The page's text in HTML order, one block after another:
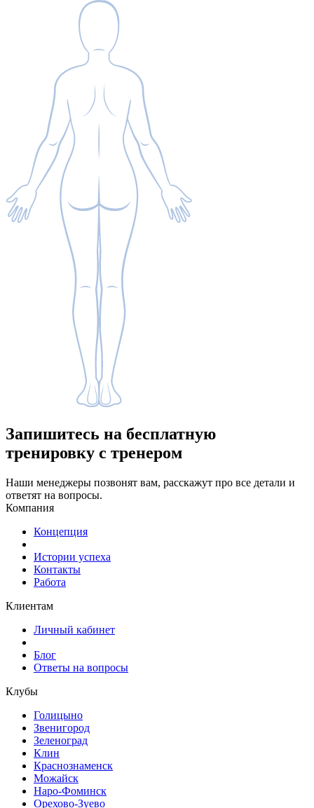
Запишитесь на бесплатную
тренировку с тренером
Наши менеджеры позвонят вам, расскажут про все детали и
ответят на вопросы.
Компания
Концепция
Истории успеха
Контакты
Работа
Клиентам
Личный кабинет
Блог
Ответы на вопросы
Клубы
Голицыно
Звенигород
Зеленоград
Клин
Краснознаменск
Можайск
Наро-Фоминск
Орехово-Зуево